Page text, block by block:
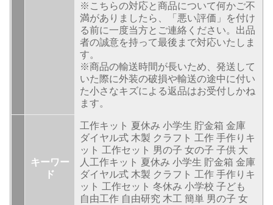
※こちらの対応と商品について何かご不
満がありましたら、「悪い評価」を付け
る前に一度当方とご連絡ください。出品
者の誠意を持って最後まで対応いたしま
す。
※商品の輸送時間が長いため、発送して
いた際に外装の破損や輸送の途中に付い
た小さなキズによる返品はお受付しかね
ます。
キーワー
ド
工作キット 夏休み 小学生 貯金箱 金庫
ダイヤル式 木製 クラフト 工作 手作りキ
ット 工作セット 男の子 女の子 子供 大
人工作キット 夏休み 小学生 貯金箱 金庫
ダイヤル式 木製 クラフト 工作 手作りキ
ット 工作セット 冬休み 小学校 子ども
自由工作 自由研究 木工 簡単 男の子 女